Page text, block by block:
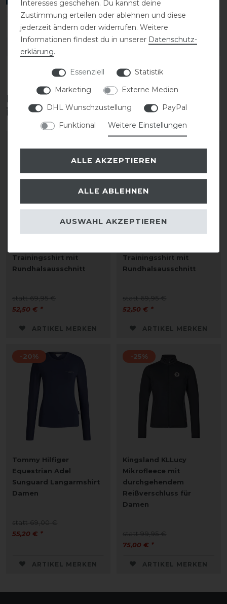
DETAILS ZUR PRODUKTSICHERHEIT
Diese Produkte könnten dich auch
interessieren
Trainingsshirt mit
Rundhalsausschnitt
statt 69,95 €
52,50 € *
ARTIKEL MERKEN
Trainingsshirt mit
Rundhalsausschnitt
statt 69,95 €
52,50 € *
ARTIKEL MERKEN
-20%
Tommy Hilfiger
Equestrian Adel
Sunguard Langarmshirt
Damen
statt 69,00 €
55,20 € *
ARTIKEL MERKEN
-25%
Kingsland KLLucy
Mikrofleece mit
durchgehendem
Reißverschluss für
Damen
statt 99,95 €
75,00 € *
ARTIKEL MERKEN
Interesses geschehen. Du kannst deine
Zustimmung erteilen oder ablehnen und diese
jederzeit ändern oder widerrufen. Weitere
Informationen findest du in unserer Daten­schutz­
erklärung.
Essenziell
Statistik
Marketing
Externe Medien
DHL Wunschzustellung
PayPal
Funktional
Weitere Einstellungen
ALLE AKZEPTIEREN
ALLE ABLEHNEN
AUSWAHL AKZEPTIEREN